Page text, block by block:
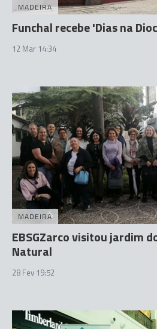
MADEIRA
Funchal recebe 'Dias na
12 Mar 14:34
MADEIRA
EBSGZarco visitou jardim
Natural
28 Fev 19:52